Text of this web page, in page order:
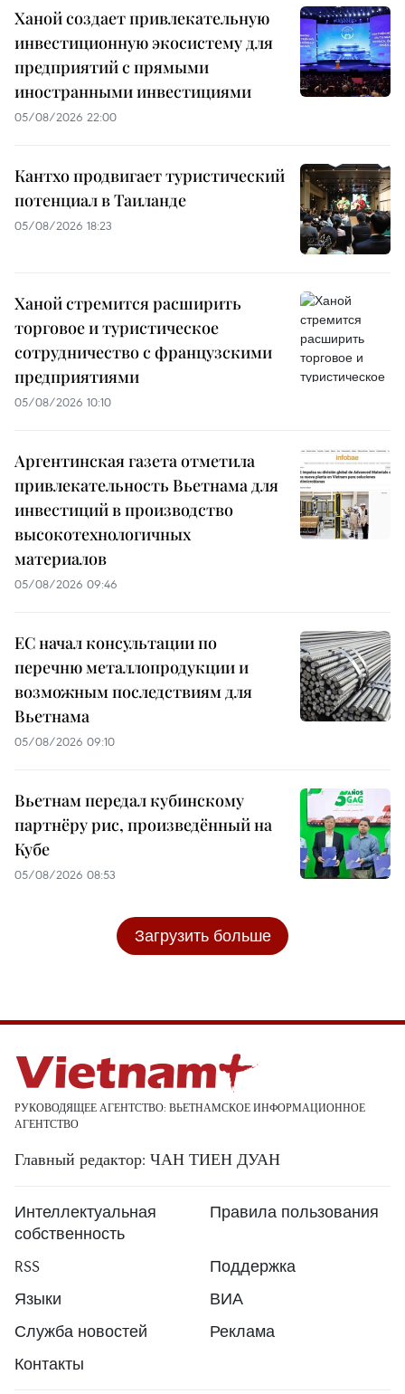
Ханой создает привлекательную
инвестиционную экосистему для
предприятий с прямыми
иностранными инвестициями
05/08/2026 22:00
Кантхо продвигает туристический
потенциал в Таиланде
05/08/2026 18:23
Ханой стремится расширить
торговое и туристическое
сотрудничество с французскими
предприятиями
05/08/2026 10:10
Аргентинская газета отметила
привлекательность Вьетнама для
инвестиций в производство
высокотехнологичных
материалов
05/08/2026 09:46
ЕС начал консультации по
перечню металлопродукции и
возможным последствиям для
Вьетнама
05/08/2026 09:10
Вьетнам передал кубинскому
партнёру рис, произведённый на
Кубе
05/08/2026 08:53
Загрузить больше
РУКОВОДЯЩЕЕ АГЕНТСТВО: ВЬЕТНАМСКОЕ ИНФОРМАЦИОННОЕ
АГЕНТСТВО
Главный редактор: ЧАН ТИЕН ДУАН
Интеллектуальная
собственность
Правила пользования
RSS
Поддержка
Языки
ВИА
Служба новостей
Реклама
Контакты